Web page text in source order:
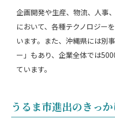
企画開発や生産、物流、人事
において、各種テクノロジー
います。また、沖縄県には別
ー」もあり、企業全体では
ています。
うるま市進出のきっ